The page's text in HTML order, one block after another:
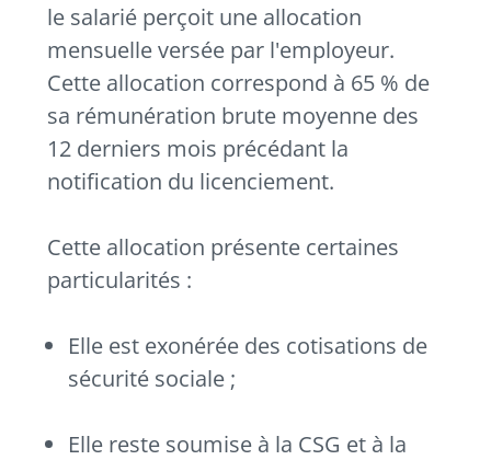
le salarié perçoit une allocation
mensuelle versée par l'employeur.
Cette allocation correspond à 65 % de
sa rémunération brute moyenne des
12 derniers mois précédant la
notification du licenciement.
Cette allocation présente certaines
particularités :
Elle est exonérée des cotisations de
sécurité sociale ;
Elle reste soumise à la CSG et à la